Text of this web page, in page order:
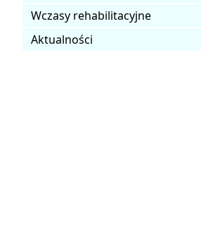
Wczasy rehabilitacyjne
Aktualności